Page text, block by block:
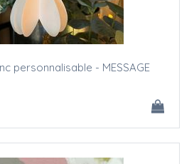
personnalisable - MESSAGE